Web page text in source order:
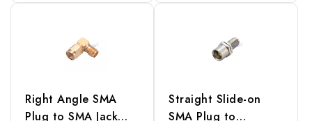
Right Angle SMA
Plug to SMA Jack
Straight Slide-on
SMA Plug to